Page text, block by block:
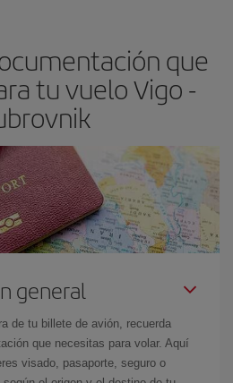
que
tu vuelo Vigo -
general
de tu billete de avión, recuerda
que necesitas para volar. Aquí
visado, pasaporte, seguro o